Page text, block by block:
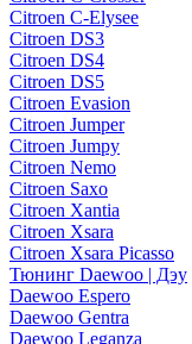
Citroen C-Elysee
Citroen DS3
Citroen DS4
Citroen DS5
Citroen Evasion
Citroen Jumper
Citroen Jumpy
Citroen Nemo
Citroen Saxo
Citroen Xantia
Citroen Xsara
Citroen Xsara Picasso
Тюнинг Daewoo | Дэу
Daewoo Espero
Daewoo Gentra
Daewoo Leganza